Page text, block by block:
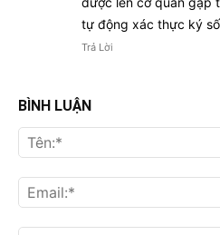
tự động xác thực ký
Trả Lời
BÌNH LUẬN